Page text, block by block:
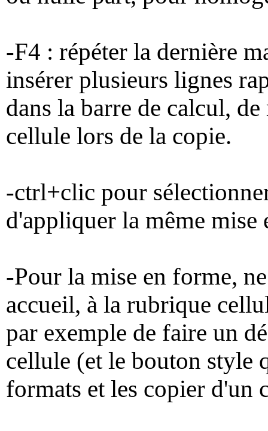
-F4 : répéter la dernière
insérer plusieurs lignes
dans la barre de calcul,
cellule lors de la copie.
-ctrl+clic pour
d'appliquer la même mise
-Pour la mise en forme,
accueil, à la rubrique
par exemple de faire un
cellule (et le bouton style
formats et les copier d'un